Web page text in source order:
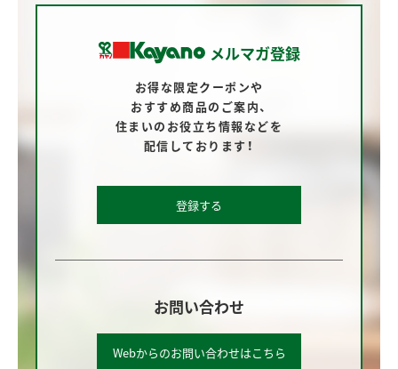
メルマガ登録
お得な限定クーポンや
おすすめ商品のご案内、
住まいのお役立ち情報などを
配信しております！
登録する
お問い合わせ
Webからのお問い合わせはこちら